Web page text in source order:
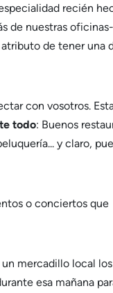
recién
de nuestras
de tener una
con vosotros.
todo: Buenos
y claro,
o conciertos que
mercadillo local los
esa mañana